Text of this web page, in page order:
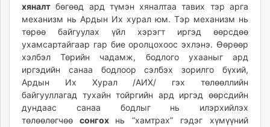
хяналт бөгөөд ард түмэн хяналтаа тавих тэр арга
механизм нь Ардын Их хурал юм. Тэр механизм нь
төрөө байгуулах үйл хэрэгт иргэд өөрсдөө
ухамсартайгаар гар бие оролцохоос эхлэнэ. Өөрөөр
хэлбэл Төрийн чадамж, бодлого ухааныг ард
иргэдийн санаа бодлоор сэлбэх зорилго бүхий,
Ардын Их Хурал /АИХ/ гэх төлөөллийн
байгууллагад тухайн тойргийн ард иргэд өөрсдийн
дундаас санаа бодлыг нь илэрхийлэх
төлөөлөгчөө сонгох нь “хамтрах” гэдэг хүмүүний